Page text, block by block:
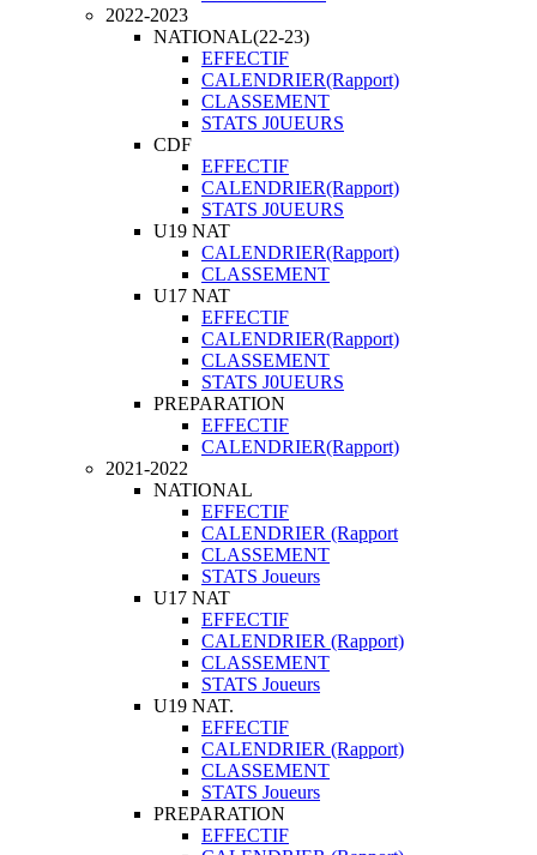
2022-2023
NATIONAL(22-23)
EFFECTIF
CALENDRIER(Rapport)
CLASSEMENT
STATS J0UEURS
CDF
EFFECTIF
CALENDRIER(Rapport)
STATS J0UEURS
U19 NAT
CALENDRIER(Rapport)
CLASSEMENT
U17 NAT
EFFECTIF
CALENDRIER(Rapport)
CLASSEMENT
STATS J0UEURS
PREPARATION
EFFECTIF
CALENDRIER(Rapport)
2021-2022
NATIONAL
EFFECTIF
CALENDRIER (Rapport
CLASSEMENT
STATS Joueurs
U17 NAT
EFFECTIF
CALENDRIER (Rapport)
CLASSEMENT
STATS Joueurs
U19 NAT.
EFFECTIF
CALENDRIER (Rapport)
CLASSEMENT
STATS Joueurs
PREPARATION
EFFECTIF